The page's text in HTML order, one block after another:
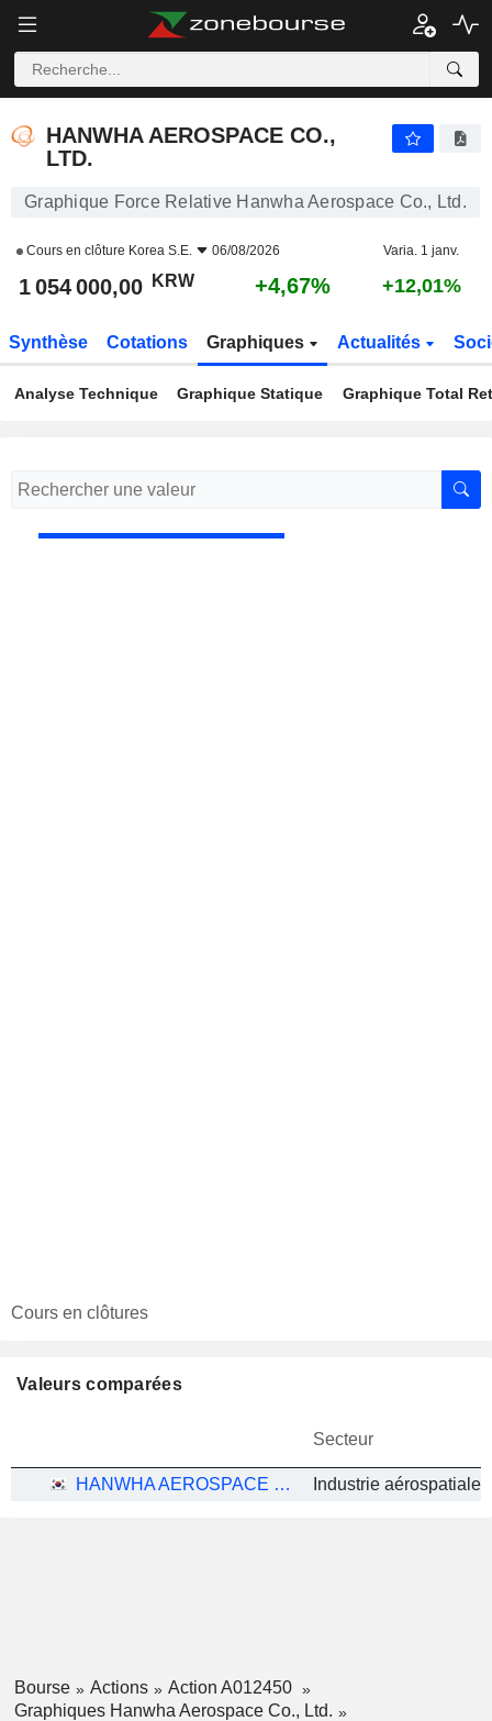
HANWHA AEROSPACE CO.,
LTD.
Graphique Force Relative Hanwha Aerospace Co., Ltd.
Cours en clôture Korea S.E. 06/08/2026 Varia. 1 janv.
1 054 000,00 KRW +4,67% +12,01%
Synthèse Cotations Graphiques Actualités
Analyse Technique Graphique Statique Graphique Total
Cours en clôtures
Valeurs comparées
Secteur
HANWHA AEROSPACE CO., LTD.
Bourse Actions
Action A012450
Graphiques Hanwha Aerospace Co., Ltd.